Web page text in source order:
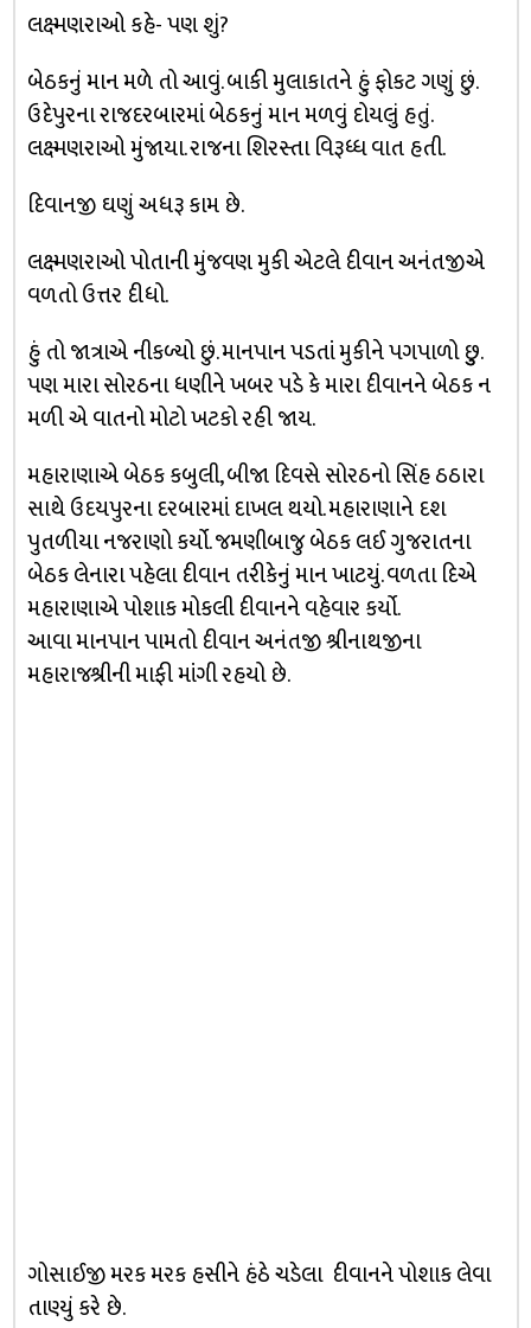
લક્ષ્મણરાઓ કહે- પણ શું?
બેઠકનું માન મળે તો આવું. બાકી મુલાકાતને હું ફોકટ ગણું છું.
ઉદેપુરના રાજદરબારમાં બેઠકનું માન મળવું દોયલું હતું.
લક્ષ્મણરાઓ મુંજાયા. રાજના શિરસ્તા વિરૂધ્ધ વાત હતી.
દિવાનજી ઘણું અધરૂ કામ છે.
લક્ષ્મણરાઓ પોતાની મુંજવણ મુકી એટલે દીવાન અનંતજીએ
વળતો ઉત્તર દીધો.
હું તો જાત્રાએ નીકળ્યો છું. માનપાન પડતાં મુકીને પગપાળો છુુ.
પણ મારા સોરઠના ધણીને ખબર પડે કે મારા દીવાનને બેઠક ન
મળી એ વાતનો મોટો ખટકો રહી જાય.
મહારાણાએ બેઠક કબુલી, બીજા દિવસે સોરઠનો સિંહ ઠઠારા
સાથે ઉદયપુરના દરબારમાં દાખલ થયો. મહારાણાને દશ
પુતળીયા નજરાણો કર્યો. જમણીબાજુ બેઠક લઈ ગુજરાતના
બેઠક લેનારા પહેલા દીવાન તરીકેનું માન ખાટયું. વળતા દિએ
મહારાણાએ પોશાક મોકલી દીવાનને વહેવાર કર્યો.
આવા માનપાન પામતો દીવાન અનંતજી શ્રીનાથજીના
મહારાજશ્રીની માફી માંગી રહયો છે.
ગોસાઈજી મરક મરક હસીને હંઠે ચડેલા દીવાનને પોશાક લેવા
તાણ્યું કરે છે.